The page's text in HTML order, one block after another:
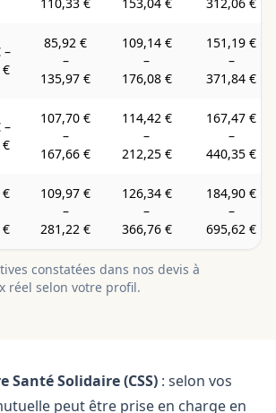
–
85,92 €
–
135,97 €
109,14 €
–
176,08 €
151,19 €
–
371,84 €
–
107,70 €
–
167,66 €
114,42 €
–
212,25 €
167,47 €
–
440,35 €
109,97 €
–
281,22 €
126,34 €
–
366,76 €
184,90 €
–
695,62 €
constatées dans nos devis à
réel selon votre profil.
Santé Solidaire (CSS) : selon vos
peut être prise en charge en